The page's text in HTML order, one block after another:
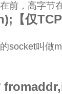
前，高字节
仅TCP
socket叫做